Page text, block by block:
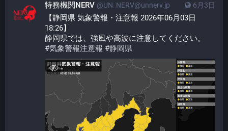
6月3日
特務機関NERV @UN_NERV@unnerv.jp
【静岡県 気象警報・注意報 2026年06月03日
18:26】
静岡県では、強風や高波に注意してください。
#気象警報注意報 #静岡県